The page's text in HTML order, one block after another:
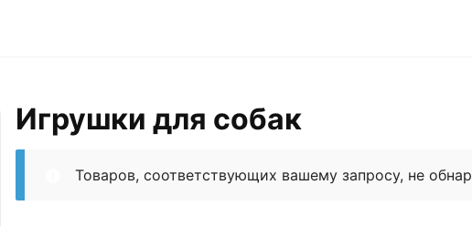
Игрушки для собак
Товаров, соответствующих вашему запросу, не